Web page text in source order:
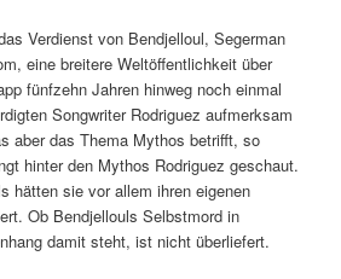
Verdienst von Bendjelloul, Segerman
eine breitere Weltöffentlichkeit über
fünfzehn Jahren hinweg noch einmal
Songwriter Rodriguez aufmerksam
aber das Thema Mythos betrifft, so
hinter den Mythos Rodriguez geschaut.
hätten sie vor allem ihren eigenen
Ob Bendjellouls Selbstmord in
damit steht, ist nicht überliefert.